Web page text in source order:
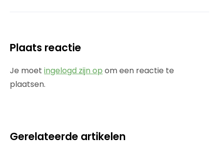
Plaats reactie
Je moet ingelogd zijn op om een reactie te
plaatsen.
Gerelateerde artikelen